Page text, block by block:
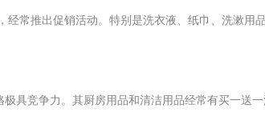
经常推出促销活动。特别是洗衣液、纸巾、洗漱用
具竞争力。其厨房用品和清洁用品经常有买一送